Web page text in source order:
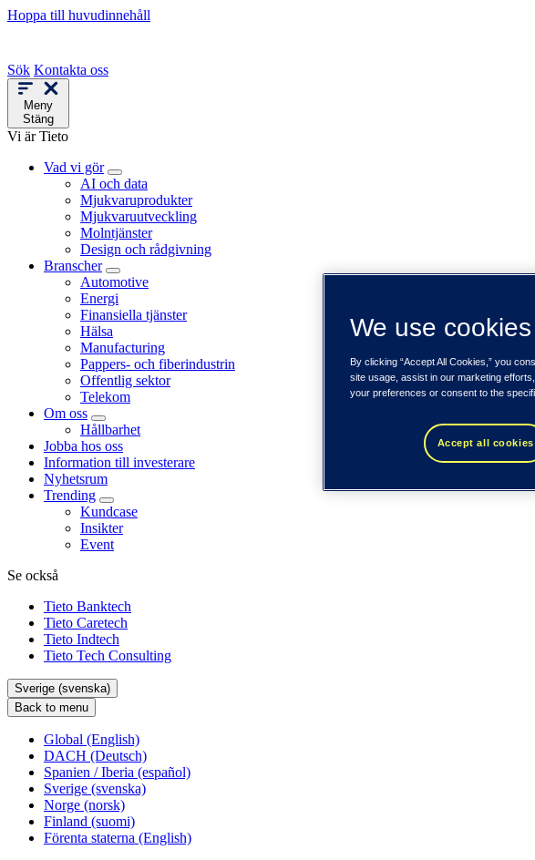
Hoppa till huvudinnehåll
Sök Kontakta oss
Meny
Stäng
Vi är Tieto
Vad vi gör
AI och data
Mjukvaruprodukter
Mjukvaruutveckling
Molntjänster
Design och rådgivning
Branscher
Automotive
Energi
Finansiella tjänster
Hälsa
Manufacturing
Pappers- och fiberindustrin
Offentlig sektor
Telekom
Om oss
Hållbarhet
Jobba hos oss
Information till investerare
Nyhetsrum
Trending
Kundcase
Insikter
Event
Se också
Tieto Banktech
Tieto Caretech
Tieto Indtech
Tieto Tech Consulting
Sverige (svenska)
Back to menu
Global (English)
DACH (Deutsch)
Spanien / Iberia (español)
Sverige (svenska)
Norge (norsk)
Finland (suomi)
Förenta staterna (English)
We use cookies
By clicking “Accept All Cookies,” you
site usage, assist in our marketing
your preferences or consent to the
Accept all cookies